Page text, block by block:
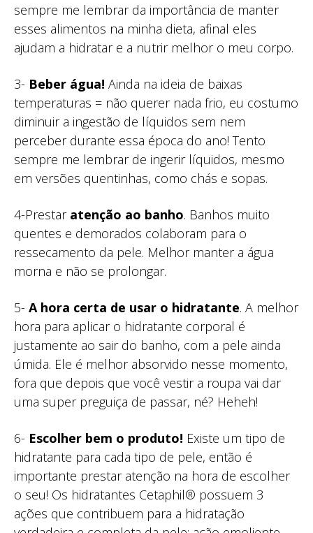
sempre me lembrar da importância de manter
esses alimentos na minha dieta, afinal eles
ajudam a hidratar e a nutrir melhor o meu corpo.
3- Beber água! Ainda na ideia de baixas
temperaturas = não querer nada frio, eu costumo
diminuir a ingestão de líquidos sem nem
perceber durante essa época do ano! Tento
sempre me lembrar de ingerir líquidos, mesmo
em versões quentinhas, como chás e sopas.
4-Prestar atenção ao banho. Banhos muito
quentes e demorados colaboram para o
ressecamento da pele. Melhor manter a água
morna e não se prolongar.
5- A hora certa de usar o hidratante. A melhor
hora para aplicar o hidratante corporal é
justamente ao sair do banho, com a pele ainda
úmida. Ele é melhor absorvido nesse momento,
fora que depois que você vestir a roupa vai dar
uma super preguiça de passar, né? Heheh!
6- Escolher bem o produto! Existe um tipo de
hidratante para cada tipo de pele, então é
importante prestar atenção na hora de escolher
o seu! Os hidratantes Cetaphil® possuem 3
ações que contribuem para a hidratação